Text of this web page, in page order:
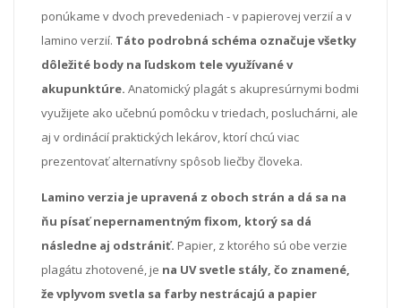
ponúkame v dvoch prevedeniach - v papierovej verzií a v
lamino verzií. Táto podrobná schéma označuje všetky
dôležité body na ľudskom tele využívané v
akupunktúre. Anatomický plagát s akupresúrnymi bodmi
využijete ako učebnú pomôcku v triedach, posluchárni, ale
aj v ordinácií praktických lekárov, ktorí chcú viac
prezentovať alternatívny spôsob liečby človeka.
Lamino verzia je upravená z oboch strán a dá sa na
ňu písať nepernamentným fixom, ktorý sa dá
následne aj odstrániť. Papier, z ktorého sú obe verzie
plagátu zhotovené, je na UV svetle stály, čo znamené,
že vplyvom svetla sa farby nestrácajú a papier